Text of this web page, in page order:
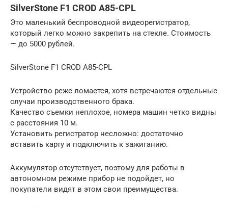
SilverStone F1 CROD A85-CPL
Это маленький беспроводной видеорегистратор,
который легко можно закрепить на стекле. Стоимость
— до 5000 рублей.
SilverStone F1 CROD A85-CPL
Устройство реже ломается, хотя встречаются отдельные
случаи производственного брака.
Качество съемки неплохое, номера машин четко видны
с расстояния 10 м.
Установить регистратор несложно: достаточно
вставить карту и подключить к зажиганию.
Аккумулятор отсутствует, поэтому для работы в
автономном режиме прибор не подойдет, но
покупатели видят в этом свои преимущества.